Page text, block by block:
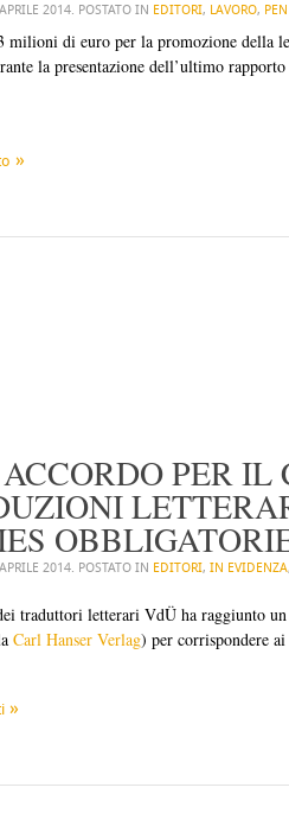
2014. POSTATO IN EDITORI, LAVORO,
milioni di euro per la promozione della
la presentazione dell’ultimo
PER
2014. POSTATO IN EDITORI, IN EVIDENZA
traduttori letterari VdÜ ha raggiunto
Carl Hanser Verlag) per corrispondere